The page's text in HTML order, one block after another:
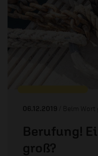
06.12.2019 / Beim Wort
Berufung!
groß?